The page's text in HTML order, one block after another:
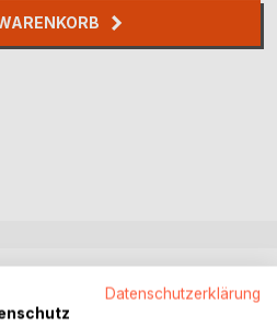
Datenschutzerklärung